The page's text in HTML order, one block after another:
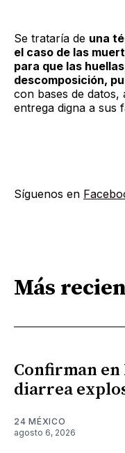
Se trataría de una
el caso de las
para que las
descomposición,
con bases de
entrega digna a sus
Síguenos en
Más
Confirman en
diarrea
24 MÉXICO
agosto 6, 2026